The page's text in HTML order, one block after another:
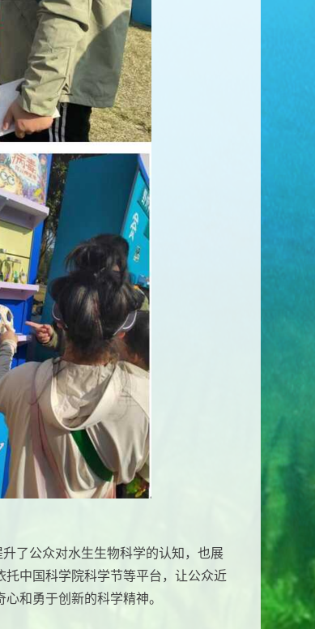
了公众对水生生物科学的认知，也展
中国科学院科学节等平台，让公众近
和勇于创新的科学精神。